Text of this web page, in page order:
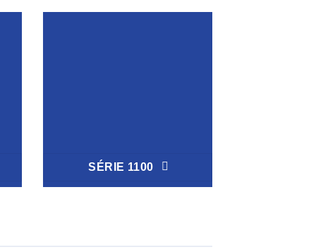
SÉRIE 1100